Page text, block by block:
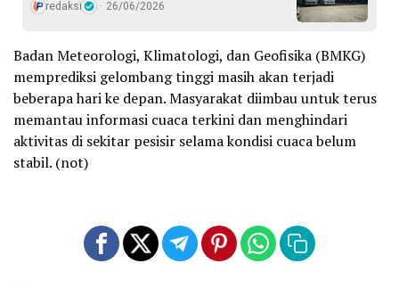
redaksi 26/06/2026
Badan Meteorologi, Klimatologi, dan Geofisika (BMKG)
memprediksi gelombang tinggi masih akan terjadi
beberapa hari ke depan. Masyarakat diimbau untuk terus
memantau informasi cuaca terkini dan menghindari
aktivitas di sekitar pesisir selama kondisi cuaca belum
stabil. (not)